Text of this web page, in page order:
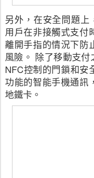
另外，在安全問題上
用戶在非接觸式支付
離開手指的情況下防
風險。 除了移動支
NFC控制的門鎖和安
功能的智能手機通訊
地鐵卡。